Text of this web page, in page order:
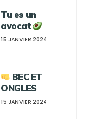
Tu es un
avocat
15 JANVIER 2024
BEC ET
ONGLES
15 JANVIER 2024